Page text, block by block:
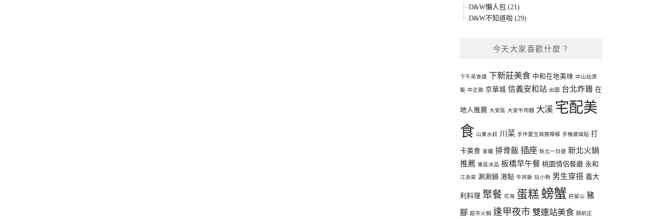
D&W懶人包 (21)
D&W不知道啦 (29)
今天大家喜歡什麼？
下午茶食譜 下新莊美食 中和在地美味 中山站燙
髮 中正路 京華城 信義安和站 出國 台北炸雞 在
地人推薦 大安區 大安牛肉麵 大溪 宅配美
食 山東水餃 川菜 手作愛玉蒟蒻檸檬 手機玻璃貼 打
卡美食 拿鐵 排骨飯 插座 新北一日遊 新北火鍋
推薦 東區冰品 板橋早午餐 桃園情侶餐廳 永和
江浙菜 涮涮鍋 港點 牛丼飯 玩小物 男生穿搭 義大
利料理 聚餐 花海 蛋糕 螃蟹 許留山 豬
腳 超市火鍋 逢甲夜市 雙連站美食 頭前庄